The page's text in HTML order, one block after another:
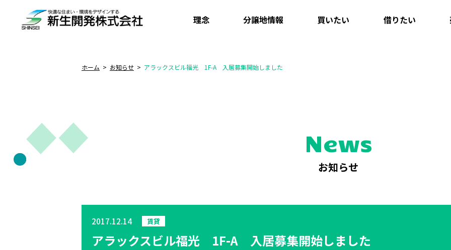
理念 分譲地情報 買いたい 借りたい
ホーム お知らせ アラックスビル福光 1F-A 入居募集開始しました
News
お知らせ
2017.12.14 賃貸
アラックスビル福光 1F-A 入居募集開始しました